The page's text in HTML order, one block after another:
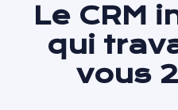
Le CRM
qui
vous